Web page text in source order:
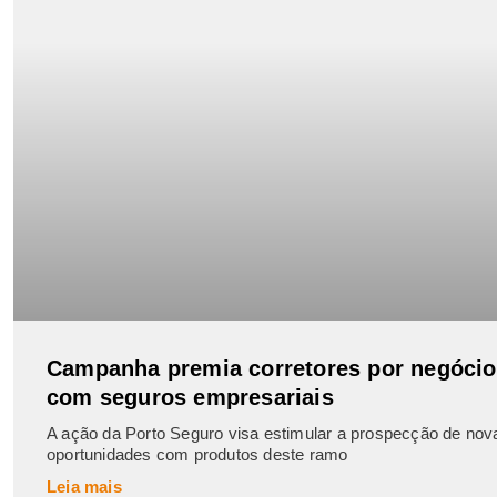
Campanha premia corretores por
com seguros empresariais
A ação da Porto Seguro visa estimular a prospecção de
oportunidades com produtos deste ramo
Leia mais